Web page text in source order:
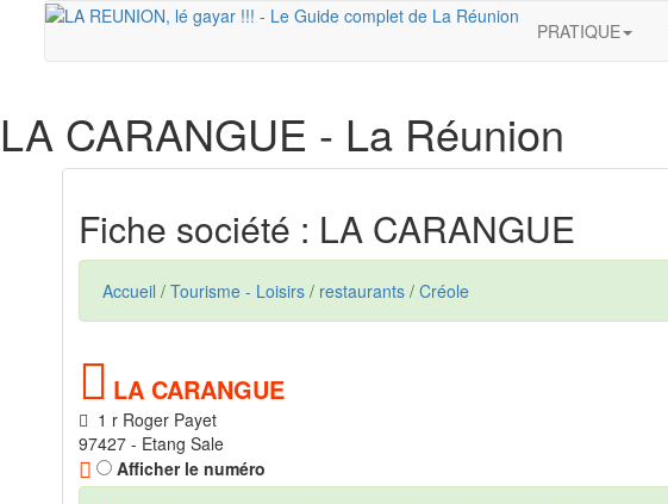
PRATIQUE
LA CARANGUE - La Réunion
Fiche société : LA CARANGUE
Accueil / Tourisme - Loisirs / restaurants / Créole
LA CARANGUE
1 r Roger Payet
97427 - Etang Sale
Afficher le numéro